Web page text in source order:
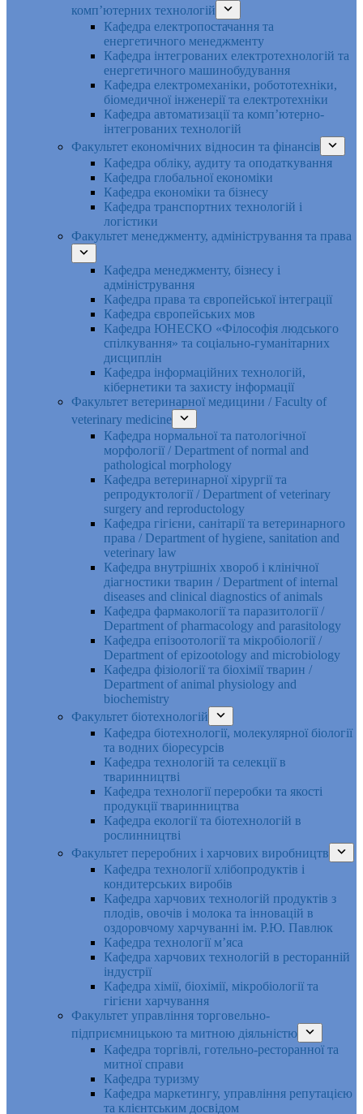
комп’ютерних технологій
Кафедра електропостачання та
енергетичного менеджменту
Кафедра інтегрованих електротехнологій та
енергетичного машинобудування
Кафедра електромеханіки, робототехніки,
біомедичної інженерії та електротехніки
Кафедра автоматизації та комп’ютерно-
інтегрованих технологій
Факультет економічних відносин та фінансів
Кафедра обліку, аудиту та оподаткування
Кафедра глобальної економіки
Кафедра економіки та бізнесу
Кафедра транспортних технологій і
логістики
Факультет менеджменту, адміністрування та права
Кафедра менеджменту, бізнесу і
адміністрування
Кафедра права та європейської інтеграції
Кафедра європейських мов
Кафедра ЮНЕСКО «Філософія людського
спілкування» та соціально-гуманітарних
дисциплін
Кафедра інформаційних технологій,
кібернетики та захисту інформації
Факультет ветеринарної медицини / Faculty of
veterinary medicine
Кафедра нормальної та патологічної
морфології / Department of normal and
pathological morphology
Кафедра ветеринарної хірургії та
репродуктології / Department of veterinary
surgery and reproductology
Кафедра гігієни, санітарії та ветеринарного
права / Department of hygiene, sanitation and
veterinary law
Кафедра внутрішніх хвороб і клінічної
діагностики тварин / Department of internal
diseases and clinical diagnostics of animals
Кафедра фармакології та паразитології /
Department of pharmacology and parasitology
Кафедра епізоотології та мікробіології /
Department of epizootology and microbiology
Кафедра фізіології та біохімії тварин /
Department of animal physiology and
biochemistry
Факультет біотехнологій
Кафедра біотехнології, молекулярної біології
та водних біоресурсів
Кафедра технологій та селекції в
тваринництві
Кафедра технології переробки та якості
продукції тваринництва
Кафедра екології та біотехнологій в
рослинництві
Факультет переробних і харчових виробництв
Кафедра технології хлібопродуктів і
кондитерських виробів
Кафедра харчових технологій продуктів з
плодів, овочів і молока та інновацій в
оздоровчому харчуванні ім. Р.Ю. Павлюк
Кафедра технології м’яса
Кафедра харчових технологій в ресторанній
індустрії
Кафедра хімії, біохімії, мікробіології та
гігієни харчування
Факультет управління торговельно-
підприємницькою та митною діяльністю
Кафедра торгівлі, готельно-ресторанної та
митної справи
Кафедра туризму
Кафедра маркетингу, управління репутацією
та клієнтським досвідом